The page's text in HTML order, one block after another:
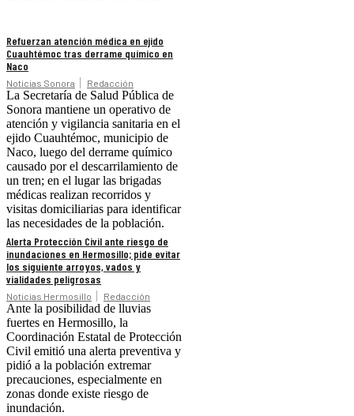
Refuerzan atención médica en ejido
Cuauhtémoc tras derrame químico en
Naco
Noticias Sonora Redacción
La Secretaría de Salud Pública de
Sonora mantiene un operativo de
atención y vigilancia sanitaria en el
ejido Cuauhtémoc, municipio de
Naco, luego del derrame químico
causado por el descarrilamiento de
un tren; en el lugar las brigadas
médicas realizan recorridos y
visitas domiciliarias para identificar
las necesidades de la población.
Alerta Protección Civil ante riesgo de
inundaciones en Hermosillo; pide evitar
los siguiente arroyos, vados y
vialidades peligrosas
Noticias Hermosillo Redacción
Ante la posibilidad de lluvias
fuertes en Hermosillo, la
Coordinación Estatal de Protección
Civil emitió una alerta preventiva y
pidió a la población extremar
precauciones, especialmente en
zonas donde existe riesgo de
inundación.